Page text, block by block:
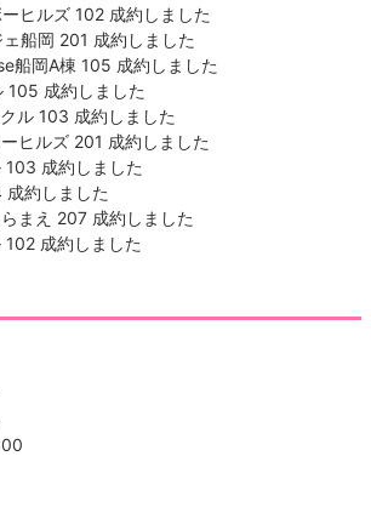
ヒルズ 102 成約しました
船岡 201 成約しました
船岡A棟 105 成約しました
成約しました
ル 103 成約しました
ヒルズ 201 成約しました
成約しました
約しました
まえ 207 成約しました
成約しました